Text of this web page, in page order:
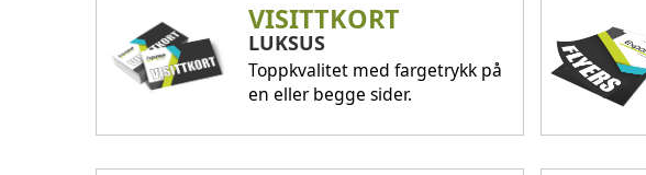
VISITTKORT
LUKSUS
Toppkvalitet med fargetrykk på
en eller begge sider.